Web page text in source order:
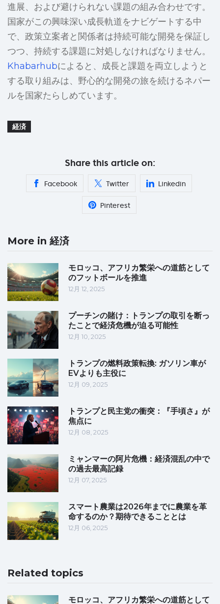
進展、および避けられない課題の組み合わせです。
国家がこの興味深い成長軌道をナビゲートする中
で、政策立案者と関係者は持続可能な開発を保証し
つつ、持続する課題に対処しなければなりません。
Khabarhubによると、成長と課題を両立しようと
する取り組みは、野心的な開発の旅を続けるネパー
ルを国家たらしめています。
経済
Share this article on:
Facebook Twitter Linkedin
Pinterest
More in 経済
モロッコ、アフリカ繁栄への道筋として
のフットボールを推進
12月 12, 2025
プーチンの賭け：トランプの取引を断っ
たことで経済危機が迫る可能性
12月 10, 2025
トランプの燃料政策転換: ガソリン車が
EVよりも主役に
12月 09, 2025
トランプと民主党の衝突：『手頃さ』が
焦点に
12月 08, 2025
ミャンマーの阿片危機：経済混乱の中で
の過去最高記録
12月 07, 2025
スマート農業は2026年までに農業を革
命するのか？期待できることとは
12月 06, 2025
Related topics
モロッコ、アフリカ繁栄への道筋として